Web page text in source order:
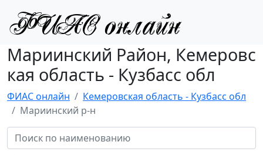
Мариинский Район, Кемеровс
кая область - Кузбасс обл
ФИАС онлайн
Кемеровская область - Кузбасс обл
Мариинский р-н